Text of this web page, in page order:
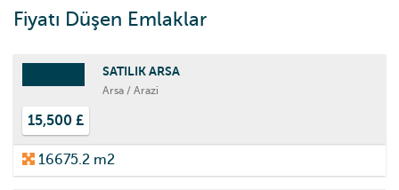
Fiyatı Düşen Emlaklar
SATILIK ARSA
Arsa / Arazi
15,500 £
16675.2 m2